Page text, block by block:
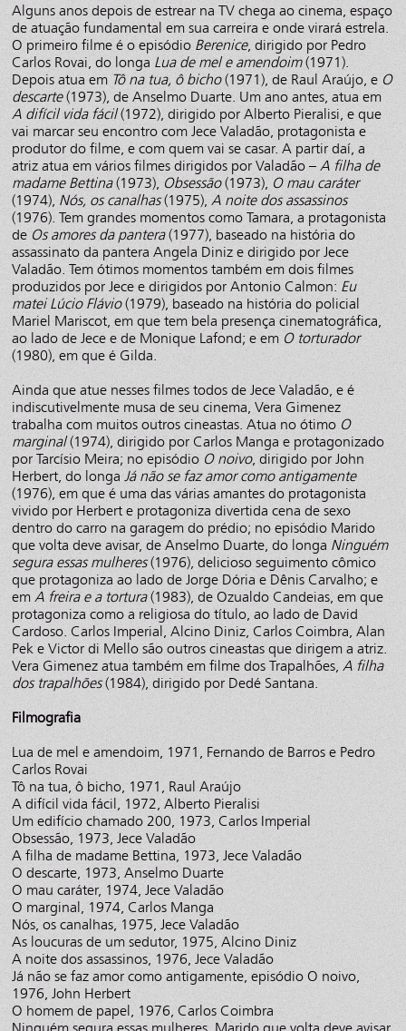
Alguns anos depois de estrear na TV chega ao cinema, espaço
de atuação fundamental em sua carreira e onde virará estrela.
O primeiro filme é o episódio Berenice, dirigido por Pedro
Carlos Rovai, do longa Lua de mel e amendoim(1971).
Depois atua em Tô na tua, ô bicho(1971), de Raul Araújo, eO
descarte(1973), de Anselmo Duarte. Um ano antes, atua em
A difícil vida fácil(1972), dirigido por Alberto Pieralisi, e que
vai marcar seu encontro com Jece Valadão, protagonista e
produtor do filme, e com quem vai se casar. A partir daí, a
atriz atua em vários filmes dirigidos por Valadão – A filha de
madame Bettina(1973), Obsessão(1973), O mau caráter
(1974), Nós, os canalhas(1975), A noite dos assassinos
(1976). Tem grandes momentos como Tamara, a protagonista
de Os amores da pantera(1977), baseado na história do
assassinato da pantera Angela Diniz e dirigido por Jece
Valadão. Tem ótimos momentos também em dois filmes
produzidos por Jece e dirigidos por Antonio Calmon: Eu
matei Lúcio Flávio(1979), baseado na história do policial
Mariel Mariscot, em que tem bela presença cinematográfica,
ao lado de Jece e de Monique Lafond; e em O torturador
(1980), em que é Gilda.
Ainda que atue nesses filmes todos de Jece Valadão, e é
indiscutivelmente musa de seu cinema, Vera Gimenez
trabalha com muitos outros cineastas. Atua no ótimo O
marginal(1974), dirigido por Carlos Manga e protagonizado
por Tarcísio Meira; no episódio O noivo, dirigido por John
Herbert, do longa Já não se faz amor como antigamente
(1976), em que é uma das várias amantes do protagonista
vivido por Herbert e protagoniza divertida cena de sexo
dentro do carro na garagem do prédio; no episódio Marido
que volta deve avisar, de Anselmo Duarte, do longa Ninguém
segura essas mulheres(1976), delicioso seguimento cômico
que protagoniza ao lado de Jorge Dória e Dênis Carvalho; e
em A freira e a tortura(1983), de Ozualdo Candeias, em que
protagoniza como a religiosa do título, ao lado de David
Cardoso. Carlos Imperial, Alcino Diniz, Carlos Coimbra, Alan
Pek e Victor di Mello são outros cineastas que dirigem a atriz.
Vera Gimenez atua também em filme dos Trapalhões, A filha
dos trapalhões(1984), dirigido por Dedé Santana.
Filmografia
Lua de mel e amendoim, 1971, Fernando de Barros e Pedro
Carlos Rovai
Tô na tua, ô bicho, 1971, Raul Araújo
A difícil vida fácil, 1972, Alberto Pieralisi
Um edifício chamado 200, 1973, Carlos Imperial
Obsessão, 1973, Jece Valadão
A filha de madame Bettina, 1973, Jece Valadão
O descarte, 1973, Anselmo Duarte
O mau caráter, 1974, Jece Valadão
O marginal, 1974, Carlos Manga
Nós, os canalhas, 1975, Jece Valadão
As loucuras de um sedutor, 1975, Alcino Diniz
A noite dos assassinos, 1976, Jece Valadão
Já não se faz amor como antigamente, episódio O noivo,
1976, John Herbert
O homem de papel, 1976, Carlos Coimbra
Ninguém segura essas mulheres, Marido que volta deve avisar,